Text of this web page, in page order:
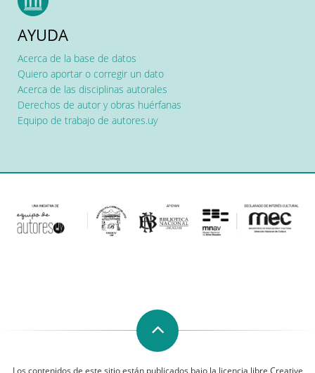
AYUDA
Acerca de la base de datos
Quiero aportar o corregir un dato
Acerca de las disciplinas autorales
Derechos de autor y obras huérfanas
Equipo de trabajo de autores.uy
Los contenidos de este sitio están publicados bajo la licencia libre Creative